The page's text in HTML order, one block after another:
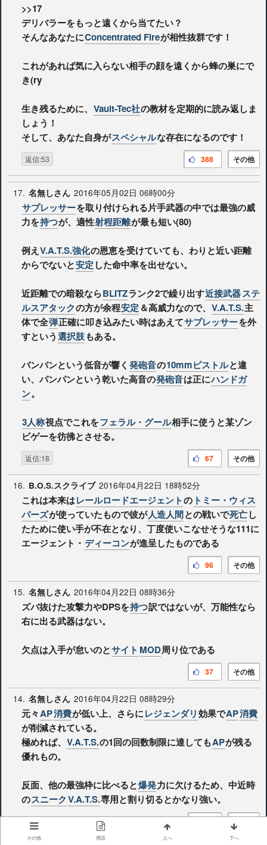
>>17
デリバラーをもっと遠くから当てたい？
そんなあなたにConcentrated Fireが相性抜群です！
これがあれば気に入らない相手の顔を遠くから蜂の巣にで
き(ry
生き残るために、 Vault-Tec社の教材を定期的に読み返しま
しょう！
そして、あなた自身がスペシャルな存在になるのです！
返信:53 その他
388
17. 名無しさん 2016年05月02日 06時00分
サプレッサーを取り付けられる片手武器の中では最強の威
力を持つが、適性射程距離が最も短い(80)
例え V.A.T.S.強化の恩恵を受けていても、わりと近い距離
からでないと安定 した命中率を出せない。
近距離での暗殺ならBLITZランク2で繰り出す近接武器ステ
ルスアタックの方が余程安定 ＆高威力なので、 V.A.T.S.主
体で全弾正確に叩き込みたい時はあえてサプレッサーを外
すという選択肢もある。
バンバンという低音が響く 発砲音の10mmピストルと違
い、パンパンという乾いた高音の発砲音は正にハンドガ
ン。
3人称視点でこれをフェラル・グール相手に使うと某ゾン
ビゲーを彷彿とさせる。
返信:18 その他
67
16. B.O.S.スクライブ 2016年04月22日 18時52分
これは本来はレールロードエージェントの トミー・ウィス
パーズが使っていたもので彼が人造人間との戦いで死亡し
たために使い手が不在となり、丁度使いこなせそうな111に
エージェント・ ディーコンが進呈したものである
その他
96
15. 名無しさん 2016年04月22日 08時36分
ズバ抜けた攻撃力やDPSを持つ訳ではないが、万能性なら
右に出る武器はない。
欠点は入手が怠いのとサイト MOD周り位である
その他
37
14. 名無しさん 2016年04月22日 08時29分
元々AP消費が低い上、さらにレジェンダリ効果でAP消費
が削減されている。
極めれば、 V.A.T.S.の1回の回数制限に達してもAPが残る
優れもの。
反面、他の最強枠に比べると爆発力に欠けるため、中近時
のスニークV.A.T.S.専用と割り切るとかなり強い。
その他
その他 用語 上へ 下へ